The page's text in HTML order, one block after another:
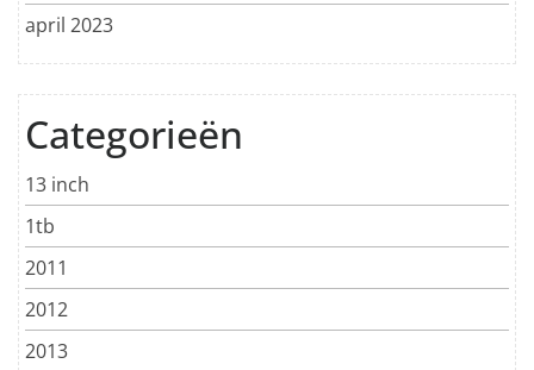
april 2023
Categorieën
13 inch
1tb
2011
2012
2013